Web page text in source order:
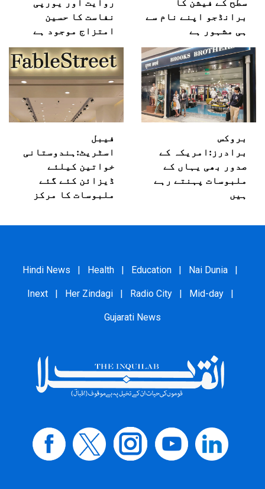
سطح کے فیشن کا
برانڈجو اپنے نام سے
ہی مشہور ہے
روایت اور یورپی
نفاست کا حسین
امتزاج موجود ہے
بروکس
برادرز:امریکہ کے
صدور بھی یہاں کے
ملبوسات پہنتے رہے
ہیں
فیبل
اسٹریٹ:ہندوستانی
خواتین کیلئے
ڈیزائن کئے گئے
ملبوسات کا مرکز
Hindi News Health Education Nai Dunia
Inext Her Zindagi Radio City Mid-day
Gujarati News